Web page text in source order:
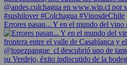
Errores pasan... Y en el mundo del vino